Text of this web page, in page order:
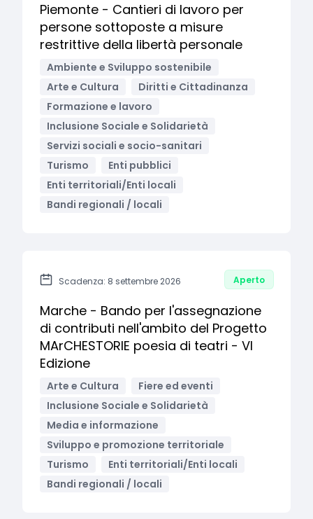
Piemonte - Cantieri di lavoro per
persone sottoposte a misure
restrittive della libertà personale
Ambiente e Sviluppo sostenibile
Arte e Cultura
Diritti e Cittadinanza
Formazione e lavoro
Inclusione Sociale e Solidarietà
Servizi sociali e socio-sanitari
Turismo
Enti pubblici
Enti territoriali/Enti locali
Bandi regionali / locali
Scadenza: 8 settembre 2026 Aperto
Marche - Bando per l'assegnazione
di contributi nell'ambito del Progetto
MArCHESTORIE poesia di teatri - VI
Edizione
Arte e Cultura
Fiere ed eventi
Inclusione Sociale e Solidarietà
Media e informazione
Sviluppo e promozione territoriale
Turismo
Enti territoriali/Enti locali
Bandi regionali / locali